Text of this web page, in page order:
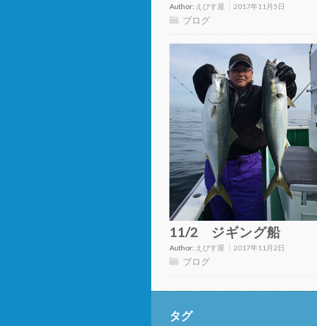
Author: えびす屋 2017年11月5日
ブログ
11/2 ジギング船
Author: えびす屋 2017年11月2日
ブログ
タグ